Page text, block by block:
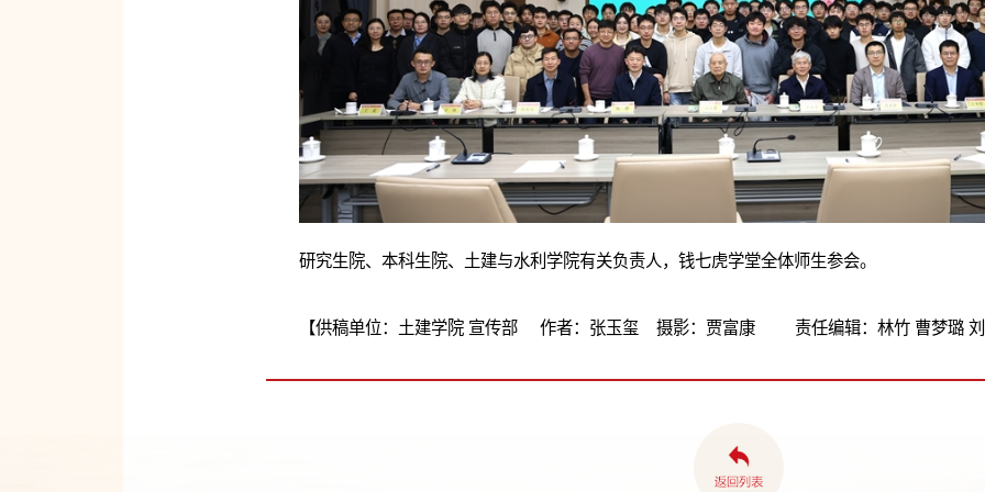
研究生院、本科生院、土建与水利学院有关负责人，钱七虎学堂全体师生参会。
【供稿单位：土建学院 宣传部 作者：张玉玺 摄影：贾富康 责任编辑：林竹 曹梦璐